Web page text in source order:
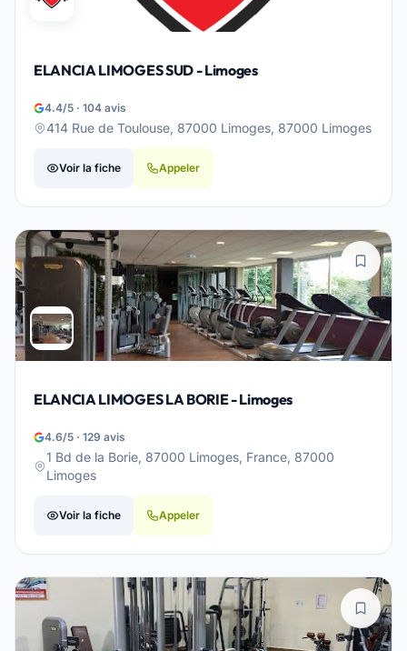
ELANCIA LIMOGES SUD - Limoges
4.4/5 · 104 avis
414 Rue de Toulouse, 87000 Limoges, 87000 Limoges
Voir la fiche Appeler
ELANCIA LIMOGES LA BORIE - Limoges
4.6/5 · 129 avis
1 Bd de la Borie, 87000 Limoges, France, 87000
Limoges
Voir la fiche Appeler